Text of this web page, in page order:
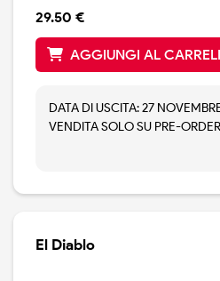
29.50 €
AGGIUNGI AL
DATA DI USCITA: 27
VENDITA SOLO SU PRE-
L’album conterrà la versione
El Diablo